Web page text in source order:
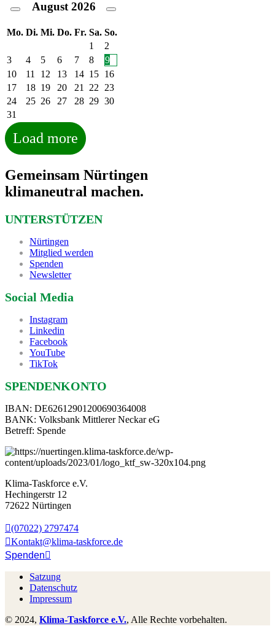
August 2026
Mo. Di. Mi. Do. Fr. Sa. So.
1
2
3
4 5 6 7 8
9
10
11 12 13 14 15 16
17
18 19 20 21 22
23
24
25 26 27 28 29 30
31
Load more
Gemeinsam Nürtingen
klimaneutral machen.
UNTERSTÜTZEN
Nürtingen
Mitglied werden
Spenden
Newsletter
Social Media
Instagram
Linkedin
Facebook
YouTube
TikTok
SPENDENKONTO
IBAN: DE62612901200690364008
BANK: Volksbank Mittlerer Neckar eG
Betreff: Spende
Klima-Taskforce e.V.
Hechingerstr 12
72622 Nürtingen
(07022) 2797474
Kontakt@klima-taskforce.de
Spenden
Satzung
Datenschutz
Impressum
© 2024, Klima-Taskforce e.V., Alle Rechte vorbehalten.